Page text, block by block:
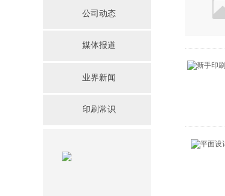
公司动态
媒体报道
业界新闻
印刷常识